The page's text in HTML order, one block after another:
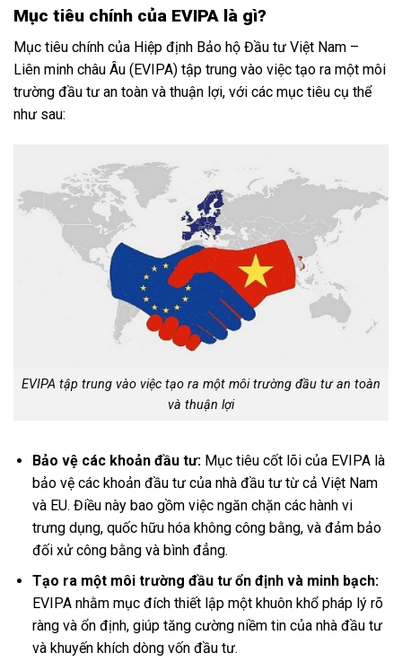
Mục tiêu chính của EVIPA là gì?
Mục tiêu chính của Hiệp định Bảo hộ Đầu tư Việt Nam –
Liên minh châu Âu (EVIPA) tập trung vào việc tạo ra một môi
trường đầu tư an toàn và thuận lợi, với các mục tiêu cụ thể
như sau:
EVIPA tập trung vào việc tạo ra một môi trường đầu tư an toàn
và thuận lợi
Bảo vệ các khoản đầu tư: Mục tiêu cốt lõi của EVIPA là
bảo vệ các khoản đầu tư của nhà đầu tư từ cả Việt Nam
và EU. Điều này bao gồm việc ngăn chặn các hành vi
trưng dụng, quốc hữu hóa không công bằng, và đảm bảo
đối xử công bằng và bình đẳng.
Tạo ra một môi trường đầu tư ổn định và minh bạch:
EVIPA nhằm mục đích thiết lập một khuôn khổ pháp lý rõ
ràng và ổn định, giúp tăng cường niềm tin của nhà đầu tư
và khuyến khích dòng vốn đầu tư.